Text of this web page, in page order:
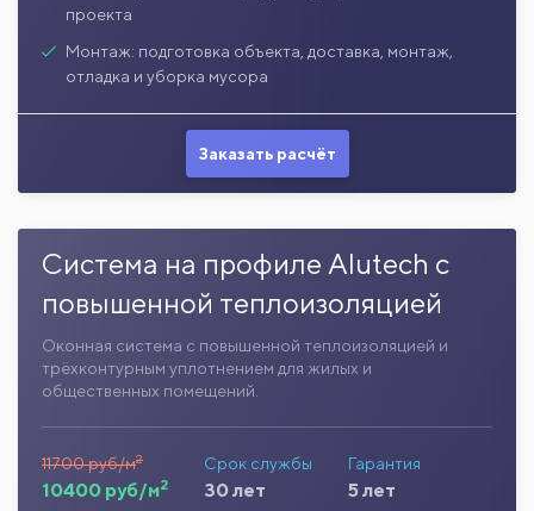
проекта
Монтаж: подготовка объекта, доставка, монтаж,
отладка и уборка мусора
Заказать расчёт
Система на профиле Alutech с
повышенной теплоизоляцией
Оконная система с повышенной теплоизоляцией и
трёхконтурным уплотнением для жилых и
общественных помещений.
11700 руб/м2
10400 руб/м2
Срок службы
30 лет
Гарантия
5 лет